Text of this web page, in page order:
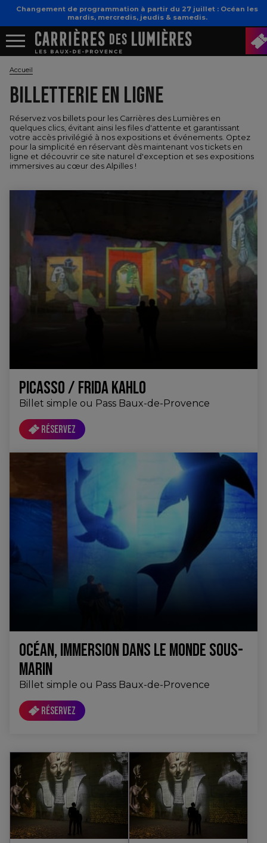
Changement de programmation à partir du 27 juillet : Océan les
mardis, mercredis, jeudis & samedis.
Accueil
BILLETTERIE EN LIGNE
Réservez vos billets pour les Carrières des Lumières en
quelques clics, évitant ainsi les files d'attente et garantissant
votre accès privilégié à nos expositions et événements. Optez
pour la simplicité en réservant dès maintenant vos tickets en
ligne et découvrir ce site naturel d'exception et ses expositions
immersives au cœur des Alpilles !
PICASSO / FRIDA KAHLO
Billet simple ou Pass Baux-de-Provence
Réservez
OCÉAN, IMMERSION DANS LE MONDE SOUS-
MARIN
Billet simple ou Pass Baux-de-Provence
Réservez